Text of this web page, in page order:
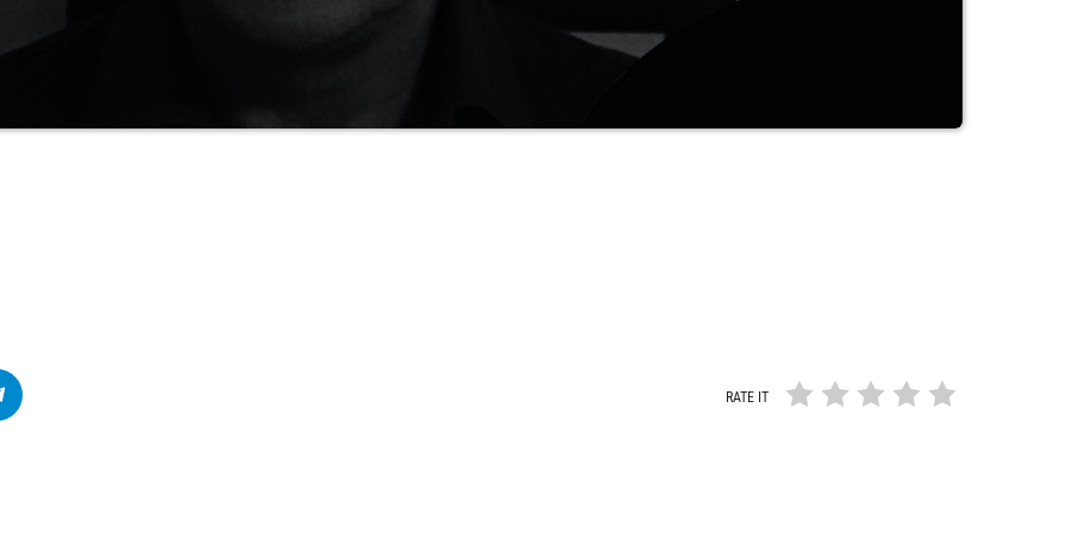
DNA 8 εθνοτήτων, με κυριότερες την Ελληνική, την Βρετανική, την Ιρλανδική και την Ιταλική.
RATE IT